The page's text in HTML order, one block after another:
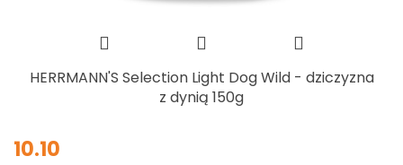
HERRMANN'S Selection Light Dog Wild - dziczyzna
z dynią 150g
10.10